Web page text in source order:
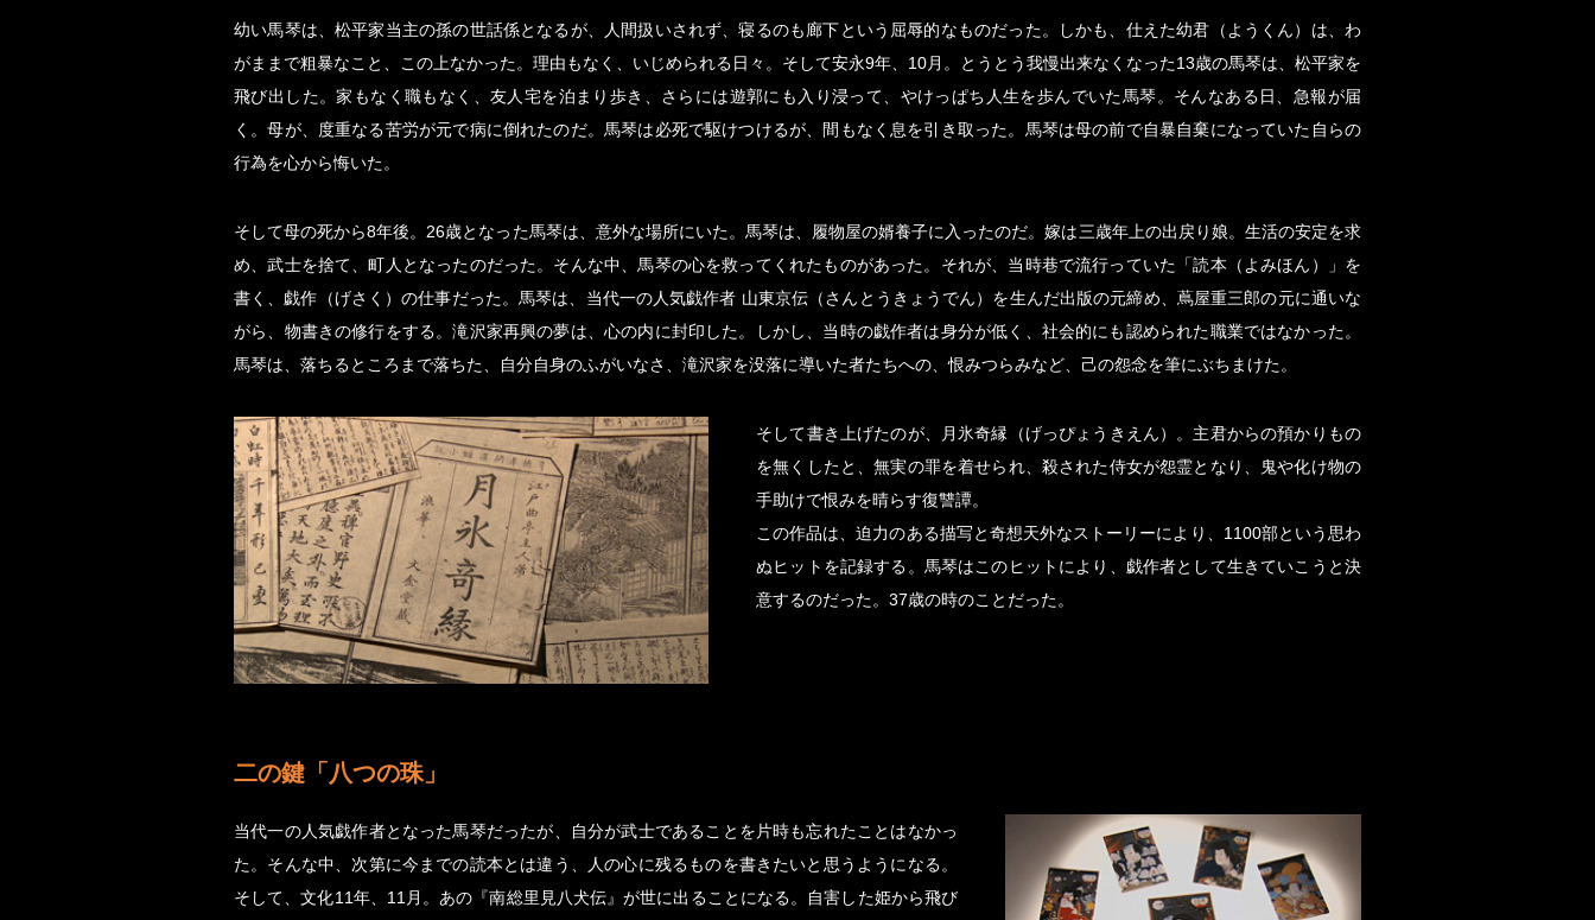
幼い馬琴は、松平家当主の孫の世話係となるが、人間扱いされず、寝るのも廊下という屈辱的なものだった。しかも、仕えた幼君（ようくん）は、わ
がままで粗暴なこと、この上なかった。理由もなく、いじめられる日々。そして安永9年、10月。とうとう我慢出来なくなった13歳の馬琴は、松平家を
飛び出した。家もなく職もなく、友人宅を泊まり歩き、さらには遊郭にも入り浸って、やけっぱち人生を歩んでいた馬琴。そんなある日、急報が届
く。母が、度重なる苦労が元で病に倒れたのだ。馬琴は必死で駆けつけるが、間もなく息を引き取った。馬琴は母の前で自暴自棄になっていた自らの
行為を心から悔いた。
そして母の死から8年後。26歳となった馬琴は、意外な場所にいた。馬琴は、履物屋の婿養子に入ったのだ。嫁は三歳年上の出戻り娘。生活の安定を求
め、武士を捨て、町人となったのだった。そんな中、馬琴の心を救ってくれたものがあった。それが、当時巷で流行っていた「読本（よみほん）」を
書く、戯作（げさく）の仕事だった。馬琴は、当代一の人気戯作者 山東京伝（さんとうきょうでん）を生んだ出版の元締め、蔦屋重三郎の元に通いな
がら、物書きの修行をする。滝沢家再興の夢は、心の内に封印した。しかし、当時の戯作者は身分が低く、社会的にも認められた職業ではなかった。
馬琴は、落ちるところまで落ちた、自分自身のふがいなさ、滝沢家を没落に導いた者たちへの、恨みつらみなど、己の怨念を筆にぶちまけた。
そして書き上げたのが、月氷奇縁（げっぴょうきえん）。主君からの預かりもの
を無くしたと、無実の罪を着せられ、殺された侍女が怨霊となり、鬼や化け物の
手助けで恨みを晴らす復讐譚。
この作品は、迫力のある描写と奇想天外なストーリーにより、1100部という思わ
ぬヒットを記録する。馬琴はこのヒットにより、戯作者として生きていこうと決
意するのだった。37歳の時のことだった。
二の鍵「八つの珠」
当代一の人気戯作者となった馬琴だったが、自分が武士であることを片時も忘れたことはなかっ
た。そんな中、次第に今までの読本とは違う、人の心に残るものを書きたいと思うようになる。
そして、文化11年、11月。あの『南総里見八犬伝』が世に出ることになる。自害した姫から飛び